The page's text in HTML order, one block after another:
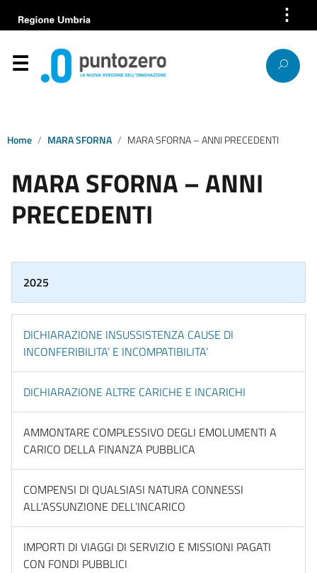
⋮
Azienda
Servizi
Bandi e gare
News
Progetti europei
Società trasparente
Home MARA SFORNA MARA SFORNA – ANNI PRECEDENTI
MARA SFORNA – ANNI
PRECEDENTI
2025
DICHIARAZIONE INSUSSISTENZA CAUSE DI
INCONFERIBILITA’ E INCOMPATIBILITA’
DICHIARAZIONE ALTRE CARICHE E INCARICHI
AMMONTARE COMPLESSIVO DEGLI EMOLUMENTI A
CARICO DELLA FINANZA PUBBLICA
COMPENSI DI QUALSIASI NATURA CONNESSI
ALL’ASSUNZIONE DELL’INCARICO
IMPORTI DI VIAGGI DI SERVIZIO E MISSIONI PAGATI
CON FONDI PUBBLICI